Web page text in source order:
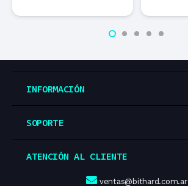
INFORMACIÓN
SOPORTE
ATENCIÓN AL CLIENTE
ventas@bithard.com.ar